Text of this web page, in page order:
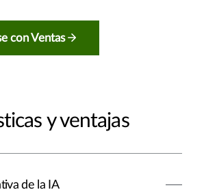
con Ventas
y ventajas
de la IA